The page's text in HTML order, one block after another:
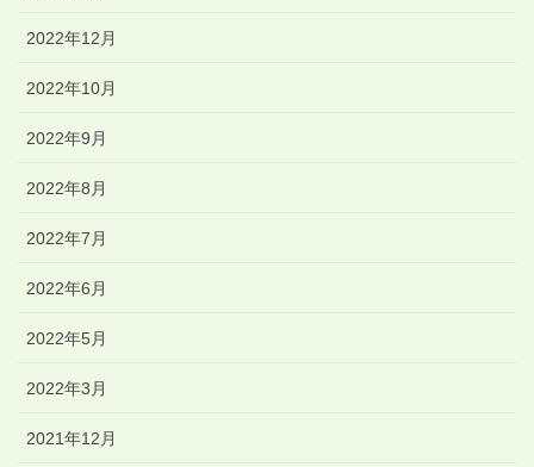
2022年12月
2022年10月
2022年9月
2022年8月
2022年7月
2022年6月
2022年5月
2022年3月
2021年12月